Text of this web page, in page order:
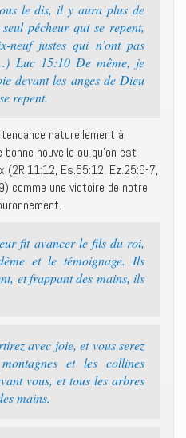
le dis, il y aura plus de
pécheur qui se repent,
neuf justes qui n’ont pas
Luc 15:10 De même, je
devant les anges de Dieu
repent.
naturellement à
nouvelle ou qu’on est
(2R.11:12, Es.55:12, Ez.25:6-7,
comme une victoire de notre
fit avancer le fils du roi,
et le témoignage. Ils
et frappant des mains, ils
avec joie, et vous serez
et les collines
vous, et tous les arbres
mains.